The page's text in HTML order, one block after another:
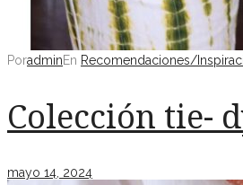
PoradminEn Recomendaciones/
Colección tie-
mayo 14, 2024